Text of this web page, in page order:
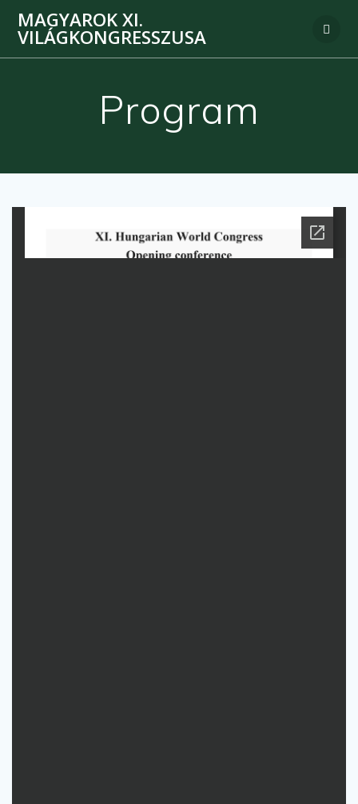
MAGYAROK XI.
VILÁGKONGRESSZUSA
Program